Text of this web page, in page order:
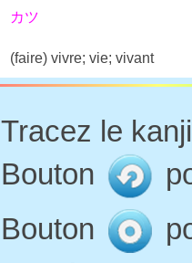
カツ
(faire) vivre; vie; vivant
Tracez le
Bouton
Bouton